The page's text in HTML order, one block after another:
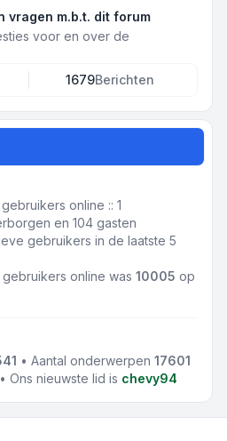
vragen m.b.t. dit forum
voor en over de
1679Berichten
gebruikers online :: 1
en 104 gasten
gebruikers in de laatste 5
online was 10005 op
• Aantal onderwerpen 17601
• Ons nieuwste lid is chevy94